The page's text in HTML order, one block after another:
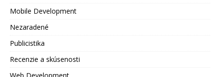
Mobile Development
Nezaradené
Publicistika
Recenzie a skúsenosti
Web Development